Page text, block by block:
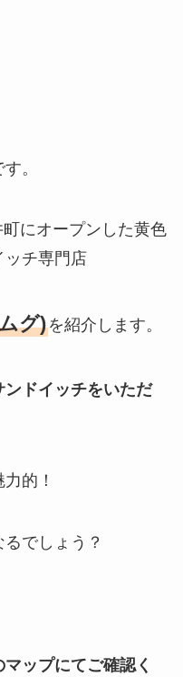
。
にオープンした黄色
ッチ専門店
グ)を紹介します。
ドイッチをいただ
的！
でしょう？
ップにてご確認く